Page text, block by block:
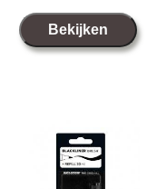
Bekijken